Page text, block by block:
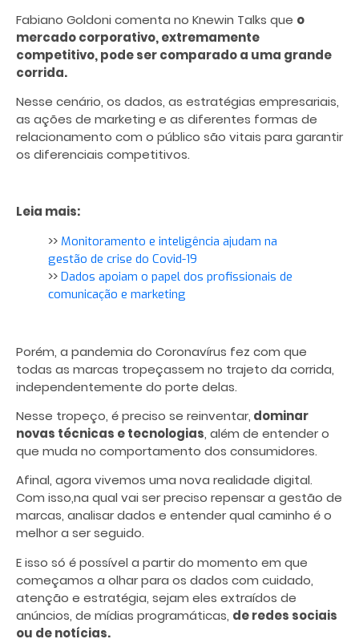
Fabiano Goldoni comenta no Knewin Talks que o
mercado corporativo, extremamente
competitivo, pode ser comparado a uma grande
corrida.
Nesse cenário, os dados, as estratégias empresariais,
as ações de marketing e as diferentes formas de
relacionamento com o público são vitais para garantir
os diferenciais competitivos.
Leia mais:
>> Monitoramento e inteligência ajudam na
gestão de crise do Covid-19
>> Dados apoiam o papel dos profissionais de
comunicação e marketing
Porém, a pandemia do Coronavírus fez com que
todas as marcas tropeçassem no trajeto da corrida,
independentemente do porte delas.
Nesse tropeço, é preciso se reinventar, dominar
novas técnicas e tecnologias, além de entender o
que muda no comportamento dos consumidores.
Afinal, agora vivemos uma nova realidade digital.
Com isso,na qual vai ser preciso repensar a gestão de
marcas, analisar dados e entender qual caminho é o
melhor a ser seguido.
E isso só é possível a partir do momento em que
começamos a olhar para os dados com cuidado,
atenção e estratégia, sejam eles extraídos de
anúncios, de mídias programáticas, de redes sociais
ou de notícias.